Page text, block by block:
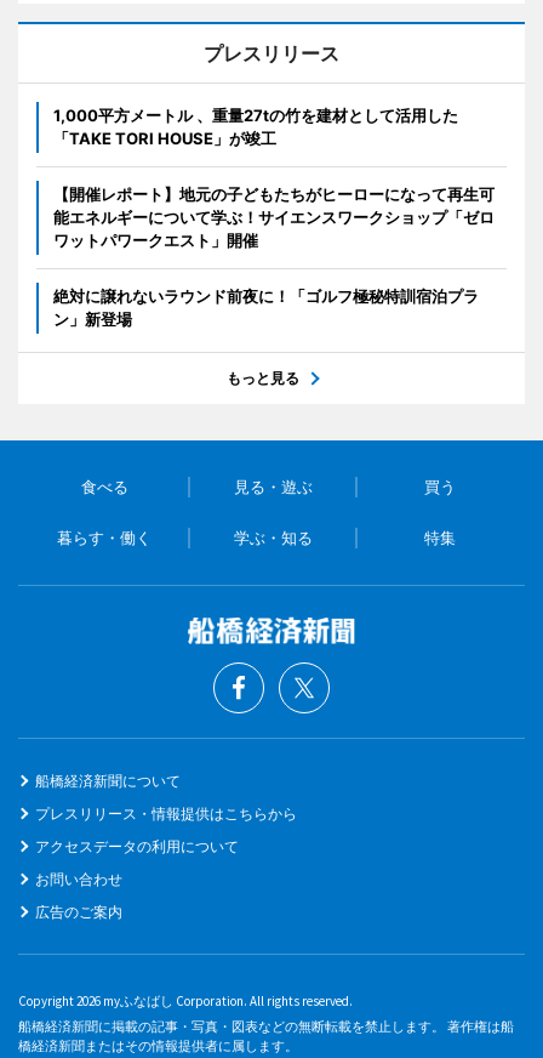
プレスリリース
1,000平方メートル 、重量27tの竹を建材として活用した
「TAKE TORI HOUSE」が竣工
【開催レポート】地元の子どもたちがヒーローになって再生可
能エネルギーについて学ぶ！サイエンスワークショップ「ゼロ
ワットパワークエスト」開催
絶対に譲れないラウンド前夜に！「ゴルフ極秘特訓宿泊プラ
ン」新登場
もっと見る
食べる 見る・遊ぶ 買う
暮らす・働く 学ぶ・知る 特集
船橋経済新聞について
プレスリリース・情報提供はこちらから
アクセスデータの利用について
お問い合わせ
広告のご案内
Copyright 2026 myふなばし Corporation. All rights reserved.
船橋経済新聞に掲載の記事・写真・図表などの無断転載を禁止します。 著作権は船
橋経済新聞またはその情報提供者に属します。